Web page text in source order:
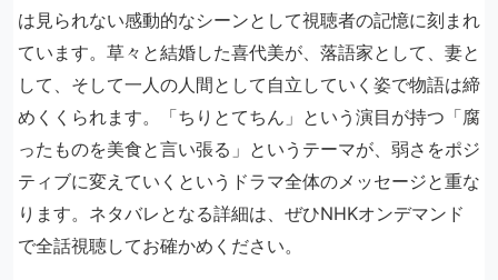
は見られない感動的なシーンとして視聴者の記憶に刻まれ
ています。草々と結婚した喜代美が、落語家として、妻と
して、そして一人の人間として自立していく姿で物語は締
めくくられます。「ちりとてちん」という演目が持つ「腐
ったものを美食と言い張る」というテーマが、弱さをポジ
ティブに変えていくというドラマ全体のメッセージと重な
ります。ネタバレとなる詳細は、ぜひNHKオンデマンド
で全話視聴してお確かめください。